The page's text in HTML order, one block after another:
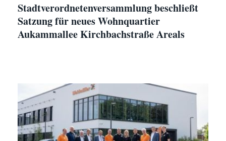
Stadtverordnetenversammlung beschließt
Satzung für neues Wohnquartier
Aukammallee Kirchbachstraße Areals